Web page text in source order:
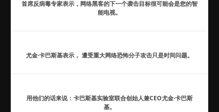
首席反病毒专家表示，网络黑客的下一个袭击目标很可能会是您的智
能电视。
尤金·卡巴斯基表示， 遭受重大网络恐怖分子攻击只是时间问题。
用他们的话来说：卡巴斯基实验室联合创始人兼CEO尤金·卡巴斯
基。